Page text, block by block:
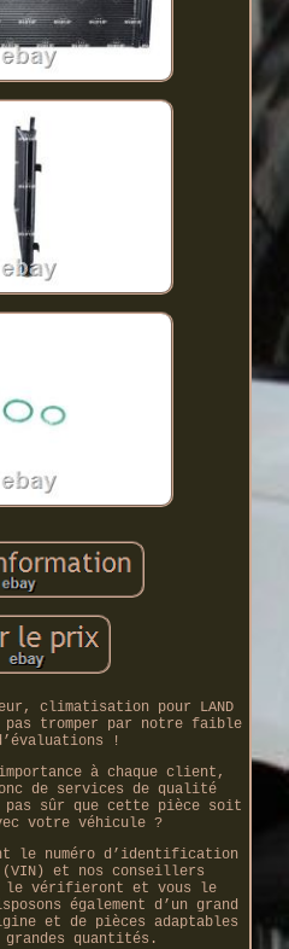
climatisation pour LAND
pas tromper par notre faible
!
à chaque client,
de services de qualité
pas sûr que cette pièce soit
votre véhicule ?
le numéro d’identification
et nos conseillers
le vérifieront et vous le
également d’un grand
et de pièces adaptables
quantités.